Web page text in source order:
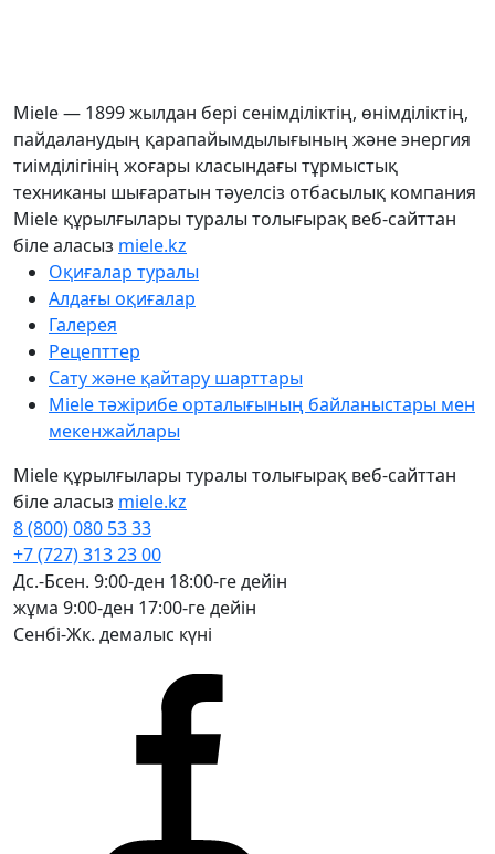
Miele — 1899 жылдан бері сенімділіктің, өнімділіктің,
пайдаланудың қарапайымдылығының және энергия
тиімділігінің жоғары класындағы тұрмыстық
техниканы шығаратын тәуелсіз отбасылық компания
Miele құрылғылары туралы толығырақ веб-сайттан
біле аласыз miele.kz
Оқиғалар туралы
Алдағы оқиғалар
Галерея
Рецепттер
Сату және қайтару шарттары
Miele тәжірибе орталығының байланыстары мен
мекенжайлары
Miele құрылғылары туралы толығырақ веб-сайттан
біле аласыз miele.kz
8 (800) 080 53 33
+7 (727) 313 23 00
Дс.-Бсен. 9:00-ден 18:00-ге дейін
жұма 9:00-ден 17:00-ге дейін
Сенбі-Жк. демалыс күні